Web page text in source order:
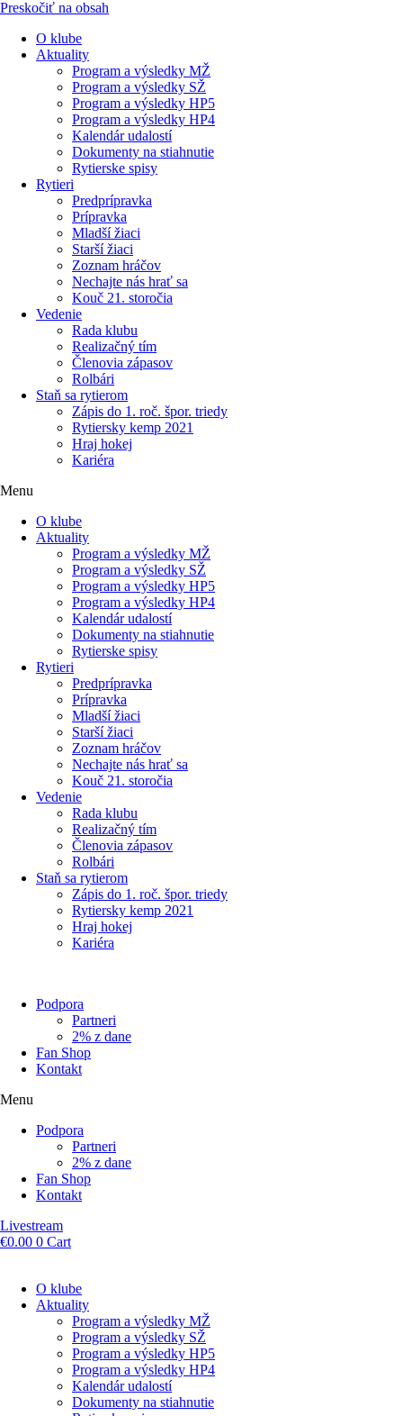
Preskočiť na obsah
O klube
Aktuality
Program a výsledky MŽ
Program a výsledky SŽ
Program a výsledky HP5
Program a výsledky HP4
Kalendár udalostí
Dokumenty na stiahnutie
Rytierske spisy
Rytieri
Predprípravka
Prípravka
Mladší žiaci
Starší žiaci
Zoznam hráčov
Nechajte nás hrať sa
Kouč 21. storočia
Vedenie
Rada klubu
Realizačný tím
Členovia zápasov
Rolbári
Staň sa rytierom
Zápis do 1. roč. špor. triedy
Rytiersky kemp 2021
Hraj hokej
Kariéra
Menu
O klube
Aktuality
Program a výsledky MŽ
Program a výsledky SŽ
Program a výsledky HP5
Program a výsledky HP4
Kalendár udalostí
Dokumenty na stiahnutie
Rytierske spisy
Rytieri
Predprípravka
Prípravka
Mladší žiaci
Starší žiaci
Zoznam hráčov
Nechajte nás hrať sa
Kouč 21. storočia
Vedenie
Rada klubu
Realizačný tím
Členovia zápasov
Rolbári
Staň sa rytierom
Zápis do 1. roč. špor. triedy
Rytiersky kemp 2021
Hraj hokej
Kariéra
Podpora
Partneri
2% z dane
Fan Shop
Kontakt
Menu
Podpora
Partneri
2% z dane
Fan Shop
Kontakt
Livestream
€0.00 0 Cart
O klube
Aktuality
Program a výsledky MŽ
Program a výsledky SŽ
Program a výsledky HP5
Program a výsledky HP4
Kalendár udalostí
Dokumenty na stiahnutie